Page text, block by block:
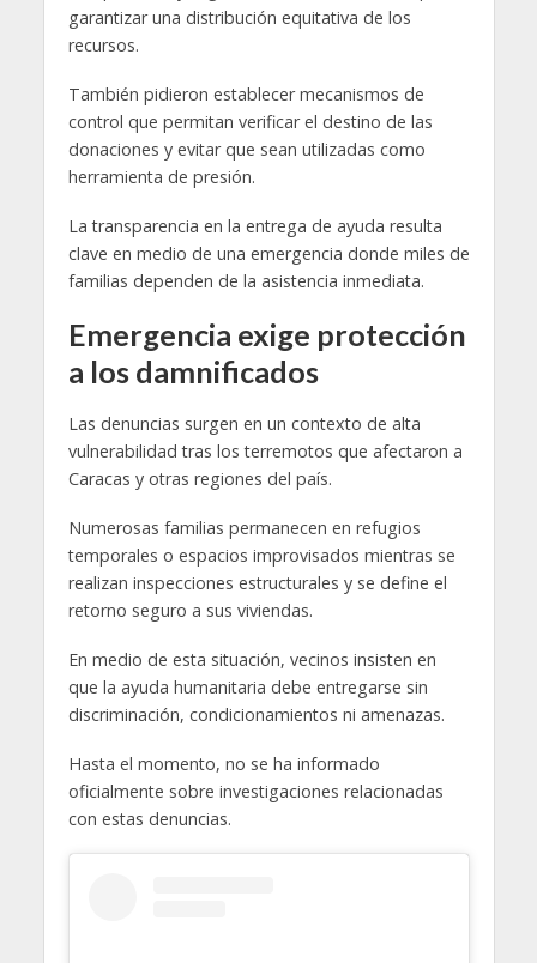
garantizar una distribución equitativa de los
recursos.
También pidieron establecer mecanismos de
control que permitan verificar el destino de las
donaciones y evitar que sean utilizadas como
herramienta de presión.
La transparencia en la entrega de ayuda resulta
clave en medio de una emergencia donde miles de
familias dependen de la asistencia inmediata.
Emergencia exige protección
a los damnificados
Las denuncias surgen en un contexto de alta
vulnerabilidad tras los terremotos que afectaron a
Caracas y otras regiones del país.
Numerosas familias permanecen en refugios
temporales o espacios improvisados mientras se
realizan inspecciones estructurales y se define el
retorno seguro a sus viviendas.
En medio de esta situación, vecinos insisten en
que la ayuda humanitaria debe entregarse sin
discriminación, condicionamientos ni amenazas.
Hasta el momento, no se ha informado
oficialmente sobre investigaciones relacionadas
con estas denuncias.